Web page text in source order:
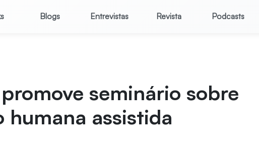
Blogs Entrevistas Revista Podcasts
seminário sobre
humana assistida